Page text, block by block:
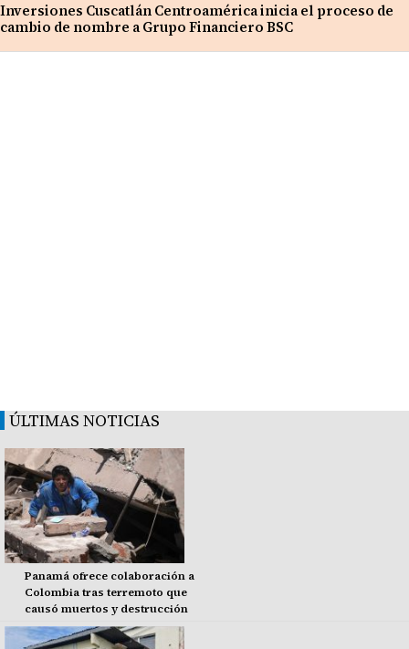
Inversiones Cuscatlán Centroamérica inicia el proceso de
cambio de nombre a Grupo Financiero BSC
ÚLTIMAS NOTICIAS
Panamá ofrece colaboración a
Colombia tras terremoto que
causó muertos y destrucción